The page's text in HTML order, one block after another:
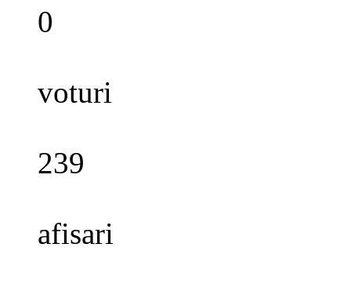
0
voturi
239
afisari